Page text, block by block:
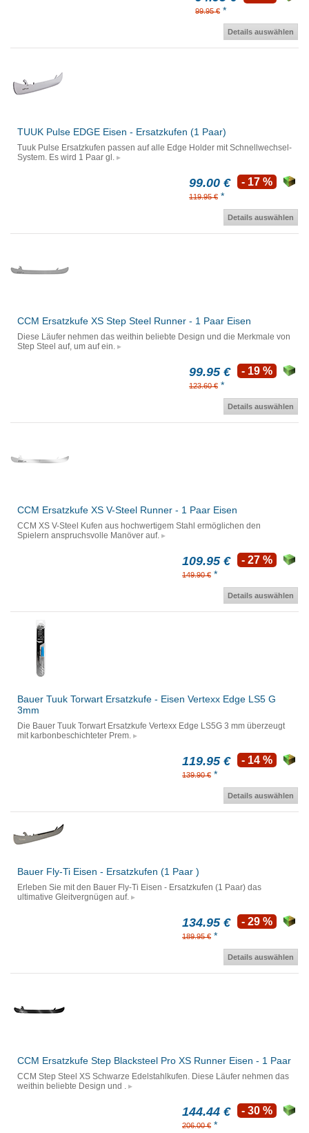
99.95 € *
Details auswählen
TUUK Pulse EDGE Eisen - Ersatzkufen (1 Paar)
Tuuk Pulse Ersatzkufen passen auf alle Edge Holder mit Schnellwechsel-
System. Es wird 1 Paar gl.
99.00 €
119.95 € *
- 17 %
Details auswählen
CCM Ersatzkufe XS Step Steel Runner - 1 Paar Eisen
Diese Läufer nehmen das weithin beliebte Design und die Merkmale von
Step Steel auf, um auf ein.
99.95 €
123.60 € *
- 19 %
Details auswählen
CCM Ersatzkufe XS V-Steel Runner - 1 Paar Eisen
CCM XS V-Steel Kufen aus hochwertigem Stahl ermöglichen den
Spielern anspruchsvolle Manöver auf.
109.95 €
149.90 € *
- 27 %
Details auswählen
Bauer Tuuk Torwart Ersatzkufe - Eisen Vertexx Edge LS5 G
3mm
Die Bauer Tuuk Torwart Ersatzkufe Vertexx Edge LS5G 3 mm überzeugt
mit karbonbeschichteter Prem.
119.95 €
139.90 € *
- 14 %
Details auswählen
Bauer Fly-Ti Eisen - Ersatzkufen (1 Paar )
Erleben Sie mit den Bauer Fly-Ti Eisen - Ersatzkufen (1 Paar) das
ultimative Gleitvergnügen auf.
134.95 €
189.95 € *
- 29 %
Details auswählen
CCM Ersatzkufe Step Blacksteel Pro XS Runner Eisen - 1 Paar
CCM Step Steel XS Schwarze Edelstahlkufen. Diese Läufer nehmen das
weithin beliebte Design und .
144.44 €
206.00 € *
- 30 %